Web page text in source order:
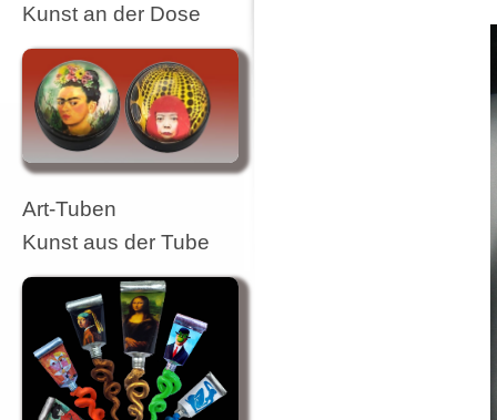
Kunst an der Dose
Art-Tuben
Kunst aus der Tube